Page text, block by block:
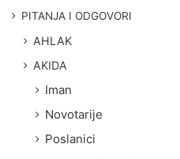
PITANJA I ODGOVORI
AHLAK
AKIDA
Iman
Novotarije
Poslanici